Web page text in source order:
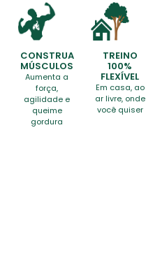
CONSTRUA
MÚSCULOS
Aumenta a
força,
agilidade e
queime
gordura
TREINO
100%
FLEXÍVEL
Em casa, ao
ar livre, onde
você quiser